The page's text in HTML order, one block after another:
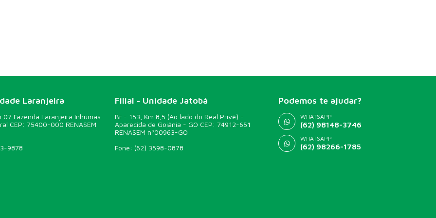
Laranjeira
07 Fazenda Laranjeira Inhumas
CEP: 75400-000 RENASEM
9878
Filial - Unidade Jatobá
Br - 153, Km 8,5 (Ao lado do Real Privê) -
Aparecida de Goiânia - GO CEP: 74912-651
RENASEM nº00963-GO
Fone: (62) 3598-0878
Podemos te ajudar?
WHATSAPP
(62) 98148-3746
WHATSAPP
(62) 98266-1785